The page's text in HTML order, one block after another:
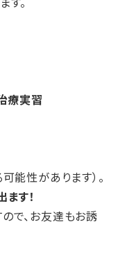
療実習
能性があります）。
す！
で、お友達もお誘